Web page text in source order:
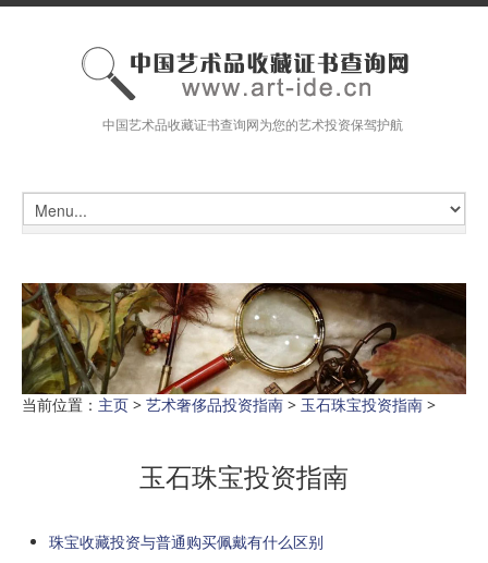
中国艺术品收藏证书查询网为您的艺术投资保驾护航
当前位置： 主页 > 艺术奢侈品投资指南 > 玉石珠宝投资指南 >
玉石珠宝投资指南
珠宝收藏投资与普通购买佩戴有什么区别